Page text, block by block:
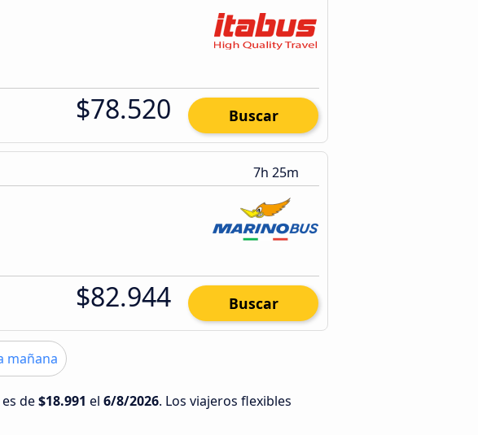
$78.520 Buscar
7h 25m
$82.944 Buscar
mañana
de$18.991 el 6/8/2026. Los viajeros flexibles